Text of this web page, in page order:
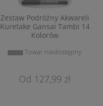
Zestaw Podróżny Akwareli
Kuretake Gansai Tambi 14
Kolorów
Towar niedostępny
127,99 zł